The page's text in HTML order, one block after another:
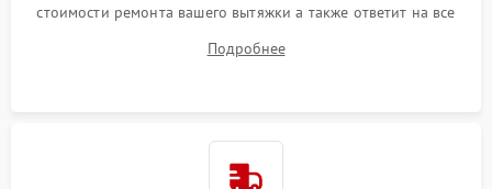
стоимости ремонта вашего вытяжки а также ответит на все
Подробнее